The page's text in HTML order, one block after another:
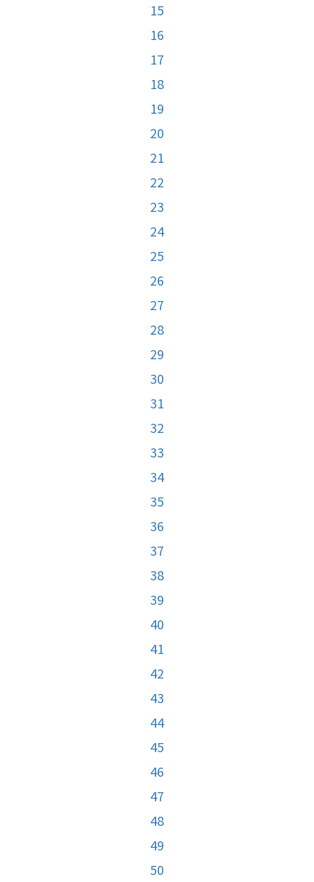
15
16
17
18
19
20
21
22
23
24
25
26
27
28
29
30
31
32
33
34
35
36
37
38
39
40
41
42
43
44
45
46
47
48
49
50